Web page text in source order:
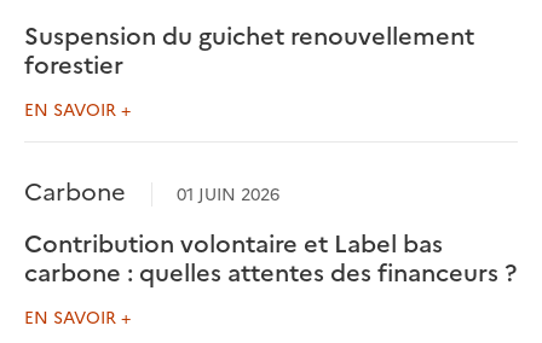
Suspension du guichet renouvellement
forestier
EN SAVOIR +
Carbone 01 JUIN 2026
Contribution volontaire et Label bas
carbone : quelles attentes des financeurs ?
EN SAVOIR +